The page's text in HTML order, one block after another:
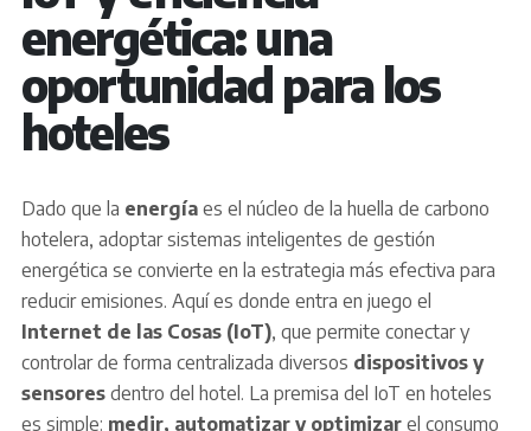
energética: una
oportunidad para los
hoteles
Dado que la energíaes el núcleo de la huella de carbono
hotelera, adoptar sistemas inteligentes de gestión
energética se convierte en la estrategia más efectiva para
reducir emisiones. Aquí es donde entra en juego el
Internet de las Cosas (IoT), que permite conectar y
controlar de forma centralizada diversos dispositivos y
sensoresdentro del hotel. La premisa del IoT en hoteles
es simple: medir, automatizar y optimizarel consumo